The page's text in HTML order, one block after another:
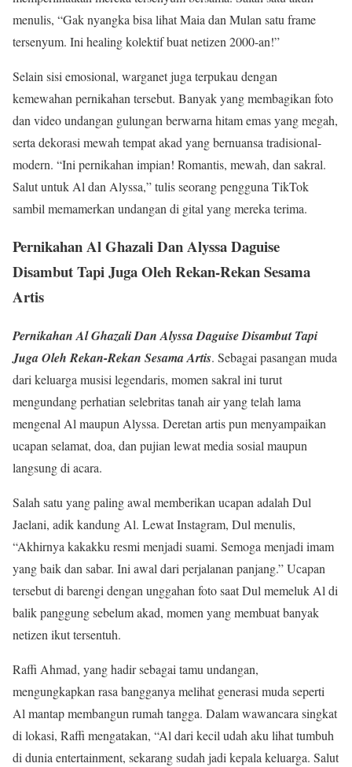
menulis, “Gak nyangka bisa lihat Maia dan Mulan satu frame
tersenyum. Ini healing kolektif buat netizen 2000-an!”
Selain sisi emosional, warganet juga terpukau dengan
kemewahan pernikahan tersebut. Banyak yang membagikan foto
dan video undangan gulungan berwarna hitam emas yang megah,
serta dekorasi mewah tempat akad yang bernuansa tradisional-
modern. “Ini pernikahan impian! Romantis, mewah, dan sakral.
Salut untuk Al dan Alyssa,” tulis seorang pengguna TikTok
sambil memamerkan undangan di gital yang mereka terima.
Pernikahan Al Ghazali Dan Alyssa Daguise
Disambut Tapi Juga Oleh Rekan-Rekan Sesama
Artis
Pernikahan Al Ghazali Dan Alyssa Daguise Disambut Tapi
Juga Oleh Rekan-Rekan Sesama Artis. Sebagai pasangan muda
dari keluarga musisi legendaris, momen sakral ini turut
mengundang perhatian selebritas tanah air yang telah lama
mengenal Al maupun Alyssa. Deretan artis pun menyampaikan
ucapan selamat, doa, dan pujian lewat media sosial maupun
langsung di acara.
Salah satu yang paling awal memberikan ucapan adalah Dul
Jaelani, adik kandung Al. Lewat Instagram, Dul menulis,
“Akhirnya kakakku resmi menjadi suami. Semoga menjadi imam
yang baik dan sabar. Ini awal dari perjalanan panjang.” Ucapan
tersebut di barengi dengan unggahan foto saat Dul memeluk Al di
balik panggung sebelum akad, momen yang membuat banyak
netizen ikut tersentuh.
Raffi Ahmad, yang hadir sebagai tamu undangan,
mengungkapkan rasa bangganya melihat generasi muda seperti
Al mantap membangun rumah tangga. Dalam wawancara singkat
di lokasi, Raffi mengatakan, “Al dari kecil udah aku lihat tumbuh
di dunia entertainment, sekarang sudah jadi kepala keluarga. Salut